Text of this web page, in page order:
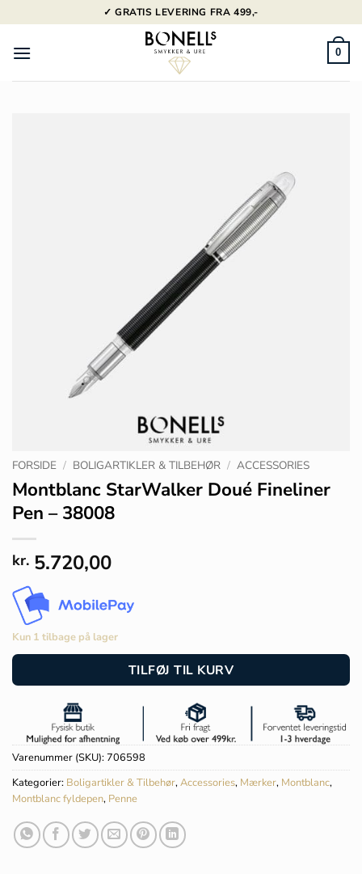
til
indhold
✓ GRATIS LEVERING FRA 499,-
0
FORSIDE / BOLIGARTIKLER & TILBEHØR / ACCESSORIES
Montblanc StarWalker Doué Fineliner
Pen – 38008
kr. 5.720,00
Kun 1 tilbage på lager
TILFØJ TIL KURV
Varenummer (SKU):706598
Kategorier: Boligartikler & Tilbehør,Accessories, Mærker, Montblanc,
Montblanc fyldepen, Penne